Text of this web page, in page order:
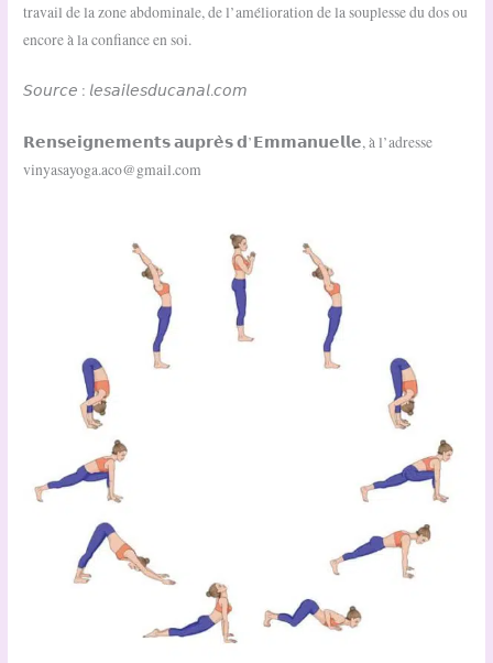
travail de la zone abdominale, de l’amélioration de la souplesse du dos ou
encore à la confiance en soi.
𝘚𝘰𝘶𝘳𝘤𝘦 : 𝘭𝘦𝘴𝘢𝘪𝘭𝘦𝘴𝘥𝘶𝘤𝘢𝘯𝘢𝘭.𝘤𝘰𝘮
𝗥𝗲𝗻𝘀𝗲𝗶𝗴𝗻𝗲𝗺𝗲𝗻𝘁𝘀 𝗮𝘂𝗽𝗿𝗲̀𝘀 𝗱’𝗘𝗺𝗺𝗮𝗻𝘂𝗲𝗹𝗹𝗲, à l’adresse
vinyasayoga.aco@gmail.com